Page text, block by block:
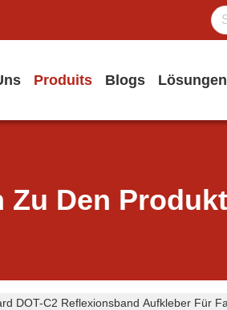
Produits Blogs Lösungen
Zu Den
DOT-C2 Reflexionsband Aufkleber Für